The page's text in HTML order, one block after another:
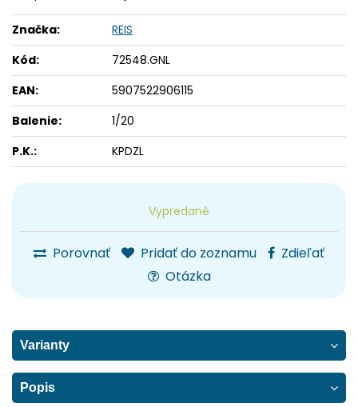
Vypredané
Porovnať Pridať do zoznamu
Zdieľať
Otázka
Značka:
REIS
Kód:
72548.GNL
EAN:
5907522906115
Balenie:
1/20
P.K.:
KPDZL
Varianty
Popis